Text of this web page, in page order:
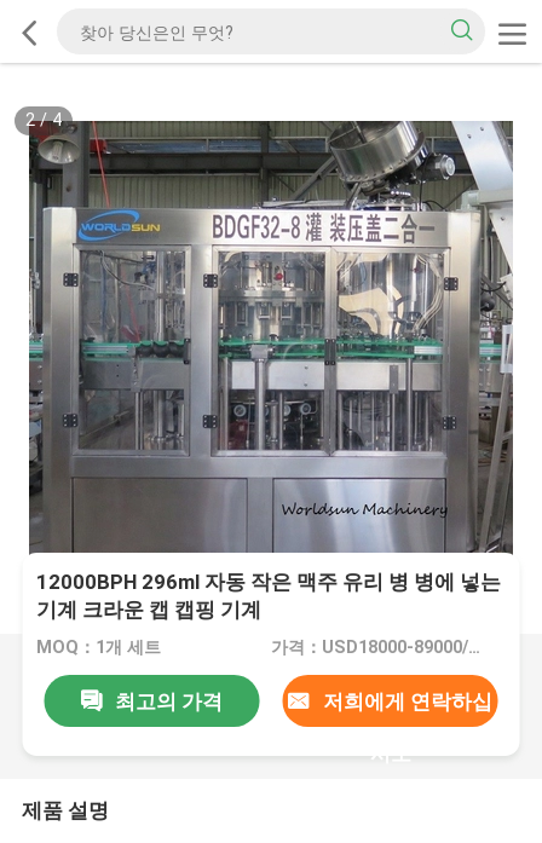
2/4
12000BPH 296ml 자동 작은 맥주 유리 병 병에 넣는
기계 크라운 캡 캡핑 기계
MOQ：1개 세트 가격：USD18000-89000/set
최고의 가격 저희에게 연락하십
시오
제품 설명